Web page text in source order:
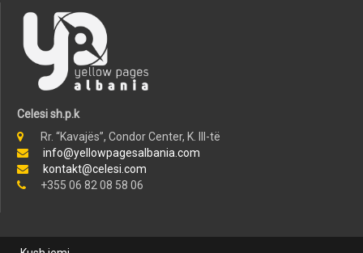
Celesi sh.p.k
Rr. “Kavajës”, Condor Center, K. III-të
info@yellowpagesalbania.com
kontakt@celesi.com
+355 06 82 08 58 06